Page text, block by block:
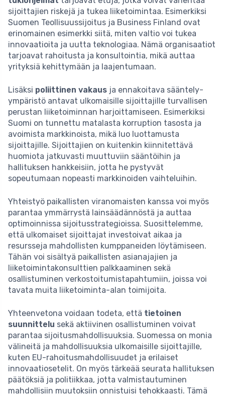
sijoittajien riskejä ja tukea liiketoimintaa. Esimerkiksi
Suomen Teollisuussijoitus ja Business Finland ovat
erinomainen esimerkki siitä, miten valtio voi tukea
innovaatioita ja uutta teknologiaa. Nämä organisaatiot
tarjoavat rahoitusta ja konsultointia, mikä auttaa
yrityksiä kehittymään ja laajentumaan.
Lisäksi poliittinen vakaus ja ennakoitava sääntely-
ympäristö antavat ulkomaisille sijoittajille turvallisen
perustan liiketoiminnan harjoittamiseen. Esimerkiksi
Suomi on tunnettu matalasta korruption tasosta ja
avoimista markkinoista, mikä luo luottamusta
sijoittajille. Sijoittajien on kuitenkin kiinnitettävä
huomiota jatkuvasti muuttuviin sääntöihin ja
hallituksen hankkeisiin, jotta he pystyvät
sopeutumaan nopeasti markkinoiden vaihteluihin.
Yhteistyö paikallisten viranomaisten kanssa voi myös
parantaa ymmärrystä lainsäädännöstä ja auttaa
optimoinnissa sijoitusstrategioissa. Suosittelemme,
että ulkomaiset sijoittajat investoivat aikaa ja
resursseja mahdollisten kumppaneiden löytämiseen.
Tähän voi sisältyä paikallisten asianajajien ja
liiketoimintakonsulttien palkkaaminen sekä
osallistuminen verkostoitumistapahtumiin, joissa voi
tavata muita liiketoiminta-alan toimijoita.
Yhteenvetona voidaan todeta, että tietoinen
suunnittelu sekä aktiivinen osallistuminen voivat
parantaa sijoitusmahdollisuuksia. Suomessa on monia
välineitä ja mahdollisuuksia ulkomaisille sijoittajille,
kuten EU-rahoitusmahdollisuudet ja erilaiset
innovaatiosetelit. On myös tärkeää seurata hallituksen
päätöksiä ja politiikkaa, jotta valmistautuminen
mahdollisiin muutoksiin onnistuisi tehokkaasti. Tämä